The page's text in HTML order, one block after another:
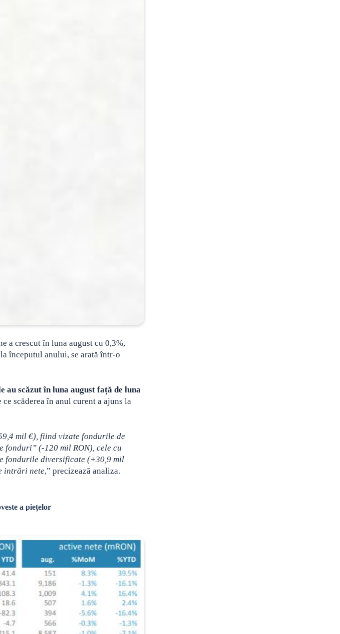
a crescut în luna august cu 0,3%,
începutul anului, se arată într-o
au scăzut în luna august față de luna
scăderea în anul curent a ajuns la
mil €), fiind vizate fondurile de
fonduri” (-120 mil RON), cele cu
fondurile diversificate (+30,9 mil
intrări nete,” precizează analiza.
a piețelor